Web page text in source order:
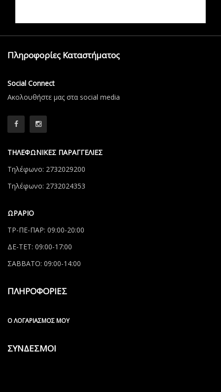
Πληροφορίες Καταστήματος
Social Connect
Aκολουθήστε μας στα social media
ΤΗΛΕΦΩΝΙΚΕΣ ΠΑΡΑΓΓΕΛΙΕΣ
Τηλέφωνο: 2732029200
Τηλέφωνο: 2732024353
ΩΡΑΡΙΟ
ΤΡ-ΠΕ-ΠΑΡ: 09:00-20:00
ΔΕ-ΤΕΤ: 09:00-17:00
ΣΑΒΒΑΤΟ: 09:00-14:00
ΠΛΗΡΟΦΟΡΙΕΣ
Ο ΛΟΓΑΡΙΑΣΜΌΣ ΜΟΥ
ΣΥΝΔΕΣΜΟΙ